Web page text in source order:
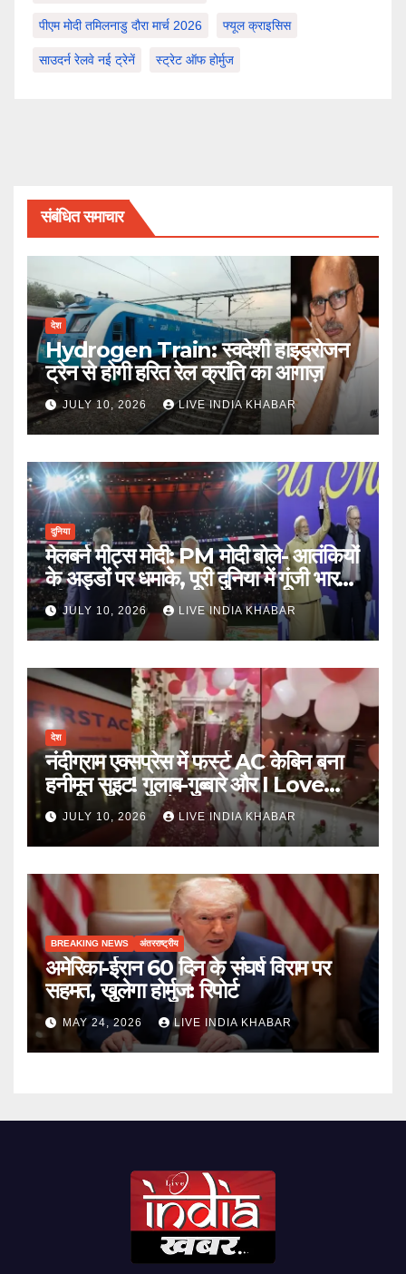
पीएम मोदी तमिलनाडु दौरा मार्च 2026 फ्यूल क्राइसिस
साउदर्न रेलवे नई ट्रेनें स्ट्रेट ऑफ होर्मुज
संबंधित समाचार
देश
Hydrogen Train: स्वदेशी हाइड्रोजन
ट्रेन से होगी हरित रेल क्रांति का आगाज़
JULY 10, 2026 LIVE INDIA KHABAR
दुनिया
मेलबर्न मीट्स मोदी: PM मोदी बोले- आतंकियों
के अड्डों पर धमाके, पूरी दुनिया में गूंजी भारत
की ताकत
JULY 10, 2026 LIVE INDIA KHABAR
देश
नंदीग्राम एक्सप्रेस में फर्स्ट AC केबिन बना
हनीमून सुइट! गुलाब-गुब्बारे और I Love
You, TTE सस्पेंड
JULY 10, 2026 LIVE INDIA KHABAR
BREAKING NEWS अंतरराष्ट्रीय
अमेरिका-ईरान 60 दिन के संघर्ष विराम पर
सहमत, खुलेगा होर्मुज: रिपोर्ट
MAY 24, 2026 LIVE INDIA KHABAR